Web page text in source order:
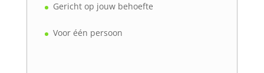
Gericht op jouw behoefte
Voor één persoon